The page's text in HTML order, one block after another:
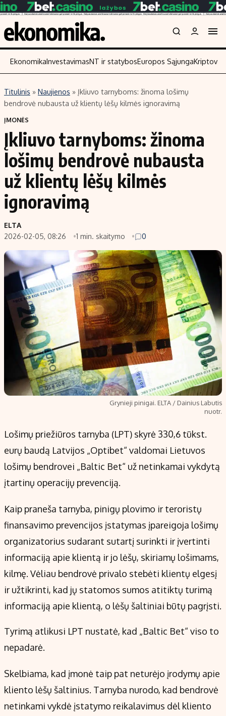
Turinys
Naujienos
Aplinka
Verslas
Energetika
Ekonomika
Politika
NT ir statybos
Skaitykite
Įmonės
Žemės ūkis
Technologijos
Laisvalaikis
Investavimas
Akcijų rinka
Saulės elektrinės
Kriptovaliutos
Infliacija
Migracija
Nedarbo išmokos skaičiuoklė
Indėliai
Indėlių skaičiuoklė
Būsto finansai
Įdomios naujienos
Redakcija
Apie mus
Turinio žymėjimo taisyklės
Kontaktai
Regionų naujienos
Indėlių palūkanos
EkonomikaInvestavimasNT ir statybosEuropos Sąjunga
Titulinis » Naujienos » Įkliuvo tarnyboms: žinoma lošimų
bendrovė nubausta už klientų lėšų kilmės ignoravimą
ĮMONĖS
Įkliuvo tarnyboms: žinoma
lošimų bendrovė nubausta
už klientų lėšų kilmės
ignoravimą
ELTA
2026-02-05, 08:26
1 min. skaitymo 0
Grynieji pinigai. ELTA / Dainius Labutis
nuotr.
Lošimų priežiūros tarnyba (LPT) skyrė 330,6 tūkst.
eurų baudą Latvijos „Optibet“ valdomai Lietuvos
lošimų bendrovei „Baltic Bet“ už netinkamai vykdytą
įtartinų operacijų prevenciją.
Kaip praneša tarnyba, pinigų plovimo ir teroristų
finansavimo prevencijos įstatymas įpareigoja lošimų
organizatorius sudarant sutartį surinkti ir įvertinti
informaciją apie klientą ir jo lėšų, skiriamų lošimams,
kilmę. Vėliau bendrovė privalo stebėti klientų elgesį
ir užtikrinti, kad jų statomos sumos atitiktų turimą
informaciją apie klientą, o lėšų šaltiniai būtų pagrįsti.
Tyrimą atlikusi LPT nustatė, kad „Baltic Bet“ viso to
nepadarė.
Skelbiama, kad įmonė taip pat neturėjo įrodymų apie
kliento lėšų šaltinius. Tarnyba nurodo, kad bendrovė
netinkami vykdė įstatymo reikalavimus dėl kliento